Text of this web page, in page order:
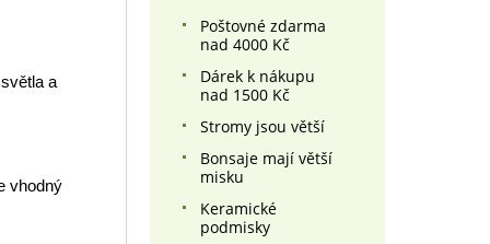
a
vhodný
Poštovné zdarma
nad 4000 Kč
Dárek k nákupu
nad 1500 Kč
Stromy jsou větší
Bonsaje mají větší
misku
Keramické
podmisky